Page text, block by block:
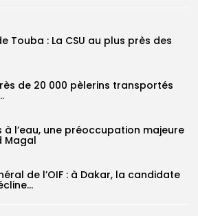
Touba : La CSU au plus près des
de 20 000 pèlerins transportés
à l’eau, une préoccupation majeure
Magal
de l’OIF : à Dakar, la candidate